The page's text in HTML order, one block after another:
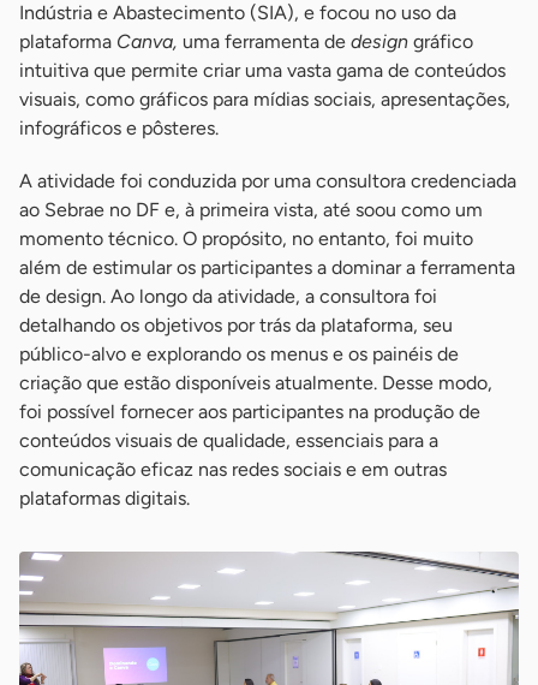
Indústria e Abastecimento (SIA), e focou no uso da
plataforma Canva, uma ferramenta de design gráfico
intuitiva que permite criar uma vasta gama de conteúdos
visuais, como gráficos para mídias sociais, apresentações,
infográficos e pôsteres.
A atividade foi conduzida por uma consultora credenciada
ao Sebrae no DF e, à primeira vista, até soou como um
momento técnico. O propósito, no entanto, foi muito
além de estimular os participantes a dominar a ferramenta
de design. Ao longo da atividade, a consultora foi
detalhando os objetivos por trás da plataforma, seu
público-alvo e explorando os menus e os painéis de
criação que estão disponíveis atualmente. Desse modo,
foi possível fornecer aos participantes na produção de
conteúdos visuais de qualidade, essenciais para a
comunicação eficaz nas redes sociais e em outras
plataformas digitais.